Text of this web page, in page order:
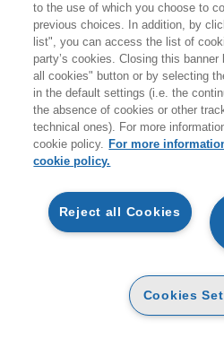
chiusura non verranno
sul territorio italiano.
Vi ricordiamo inoltre che
sarà attivo il servizio di
Buone vacanze e a presto!
ARTICOLI NEL CARRELLO
GIORGINO
ACQUISTANDO UN
DI PROCEDERE VERIFICA
to the use of which you choose to
previous choices. In addition, by
list", you can access the list of
party’s cookies. Closing this
all cookies" button or by selecting
in the default settings (i.e. the
the absence of cookies or other
technical ones). For more
cookie policy. For more
cookie policy.
Reject all Cookies
Cookies